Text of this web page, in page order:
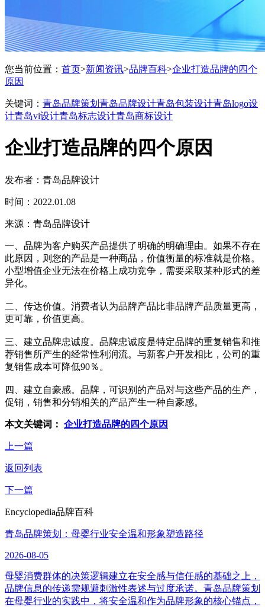
您当前位置： 首页>新闻资讯>品牌百科>企业打造品牌的四个
原因
关键词： 青岛品牌策划 青岛品牌设计青岛包装设计青岛logo设
计青岛vi设计青岛标志设计青岛商标设计
企业打造品牌的四个原因
发布者：青岛品牌设计
时间：2022.01.08
来源：青岛品牌设计
一、品牌为客户购买产品提供了明确的明确理由。如果不存在
此原因，则您的产品是一种商品，价值衡量的标准就是价格。
小型增值企业无法在价格上成功竞争，需要采取某种形式的差
异化。
二、传达价值。消费者认为品牌产品比非品牌产品质量更高，
更可靠，价值更高。
三、建立品牌忠诚度。品牌忠诚度是特定品牌的重复销售和推
荐销售所产生的经常性利润流。与新客户开发相比，公司的重
复销售成本可降低90％。
四、建立自豪感。品牌，可识别的产品对与这些产品的生产，
促销，销售和分销相关的产品产生一种自豪感。
本文关键词： 企业打造品牌的四个原因
上一篇
返回列表
下一篇
Encyclopedia品牌百科
青岛品牌策划：母婴行业安全温和形象塑造路径
2026-08-05
母婴消费群体的决策逻辑建立在安全感与信任感的基础之上，
品牌信息的传递需规避刺激性表述与过度承诺。青岛品牌策划
在母婴行业的实践中，将安全温和作为品牌形象的核心锚点，